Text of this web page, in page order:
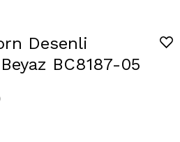
Desenli
BC8187-05